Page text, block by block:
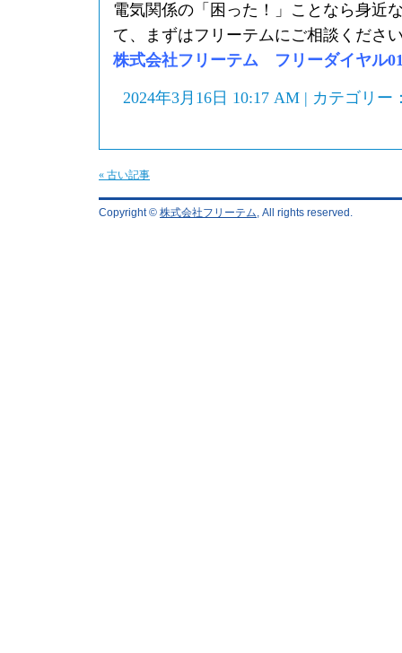
電気関係の「困った！」ことなら身近
て、まずはフリーテムにご相談くださ
株式会社フリーテム フリーダイヤル
2024年3月16日 10:17 AM | カテゴリー
« 古い記事
Copyright © 株式会社フリーテム, All rights reserved.